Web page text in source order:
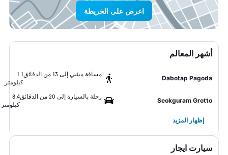
اعرض على الخريطة
أشهر المعالم
Dabotap Pagoda
مسافة مشي إلى 13 من الدقائق
1.1
كيلومتر
Seokguram Grotto
رحلة بالسيارة إلى 20 من الدقائق
8.4
كيلومتر
إظهار المزيد
سيارت ايجار